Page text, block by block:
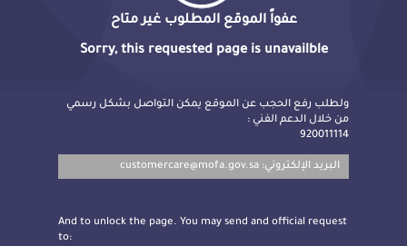
عفواً الموقع المطلوب غير متاح
Sorry, this requested page is unavailble
ولطلب رفع الحجب عن الموقع يمكن التواصل بشكل رسمي
من خلال الدعم الفني :
920011114
البريد الإلكتروني: customercare@mofa.gov.sa
And to unlock the page. You may send and official request
to: